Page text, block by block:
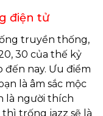
điện tử
truyền thống,
30 của thế kỷ
đến nay. Ưu điểm
là âm sắc mộc
là người thích
trống jazz sẽ là